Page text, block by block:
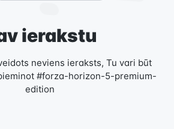
ierakstu
neviens ieraksts, Tu vari būt
#forza-horizon-5-premium-
edition